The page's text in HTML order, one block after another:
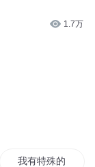
1.7万
我有特殊的算命